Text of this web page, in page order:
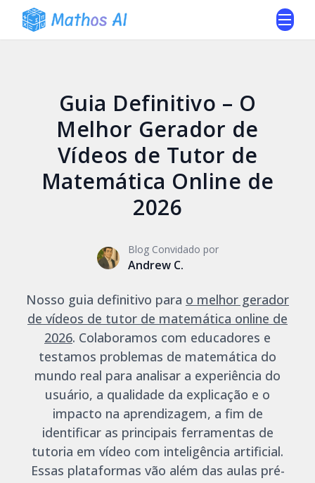
Guia Definitivo – O
Melhor Gerador de
Vídeos de Tutor de
Matemática Online de
2026
Blog Convidado por
Andrew C.
Nosso guia definitivo para o melhor gerador
de vídeos de tutor de matemática online de
2026. Colaboramos com educadores e
testamos problemas de matemática do
mundo real para analisar a experiência do
usuário, a qualidade da explicação e o
impacto na aprendizagem, a fim de
identificar as principais ferramentas de
tutoria em vídeo com inteligência artificial.
Essas plataformas vão além das aulas pré-